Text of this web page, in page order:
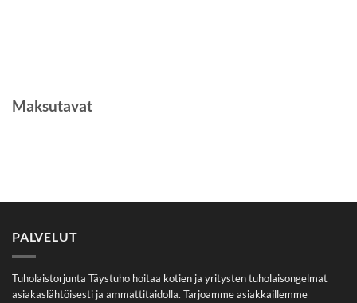
Maksutavat
PALVELUT
Tuholaistorjunta Täystuho hoitaa kotien ja yritysten tuholaisongelmat
asiakaslähtöisesti ja ammattitaidolla. Tarjoamme asiakkaillemme